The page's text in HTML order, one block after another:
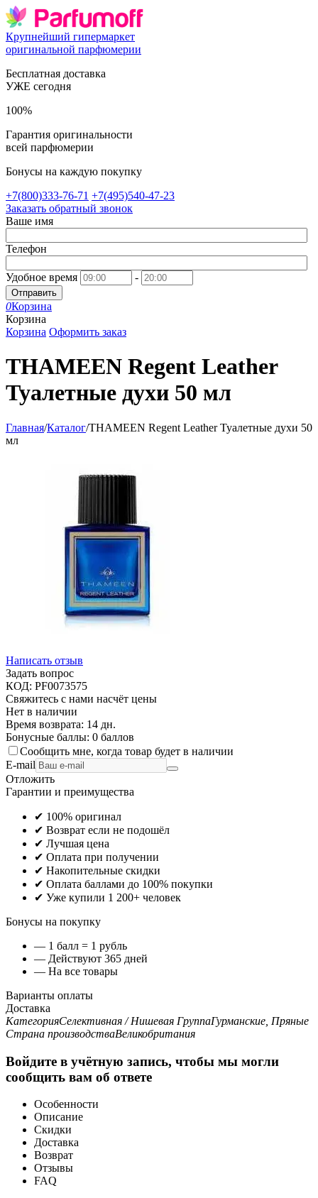
Крупнейший гипермаркет
оригинальной парфюмерии
Бесплатная доставка
УЖЕ сегодня
100%
Гарантия оригинальности
всей парфюмерии
Бонусы на каждую покупку
+7(800)333-76-71 +7(495)540-47-23
Заказать обратный звонок
Ваше имя
Телефон
Удобное время -
Отправить
0Корзина
Корзина
Корзина Оформить заказ
THAMEEN Regent Leather
Туалетные духи 50 мл
Главная/Каталог/THAMEEN Regent Leather Туалетные духи 50
мл
Написать отзыв
Задать вопрос
КОД: PF0073575
Свяжитесь с нами насчёт цены
Нет в наличии
Время возврата: 14 дн.
Бонусные баллы: 0 баллов
Сообщить мне, когда товар будет в наличии
E-mail
Отложить
Гарантии и преимущества
✔ 100% оригинал
✔ Возврат если не подошёл
✔ Лучшая цена
✔ Оплата при получении
✔ Накопительные скидки
✔ Оплата баллами до 100% покупки
✔ Уже купили 1 200+ человек
Бонусы на покупку
— 1 балл = 1 рубль
— Действуют 365 дней
— На все товары
Варианты оплаты
Доставка
КатегорияСелективная / Нишевая ГруппаГурманские, Пряные
Страна производстваВеликобритания
Войдите в учётную запись, чтобы мы могли
сообщить вам об ответе
Особенности
Описание
Скидки
Доставка
Возврат
Отзывы
FAQ